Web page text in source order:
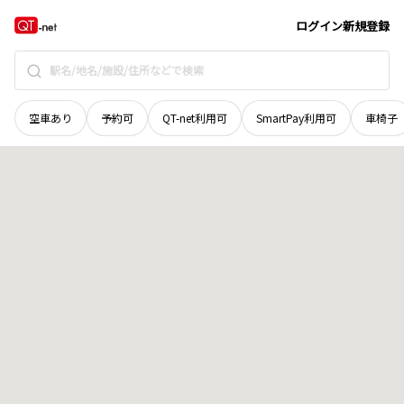
ログイン新規登録
空車あり 予約可 QT-net利用可 SmartPay利用可 車椅子
島根県